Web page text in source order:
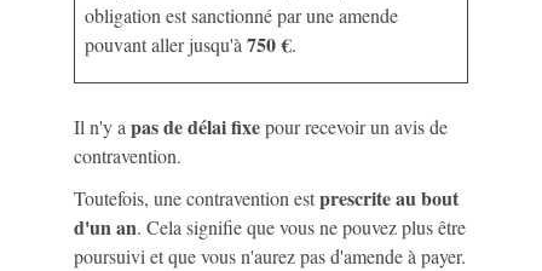
obligation est sanctionné par une amende
pouvant aller jusqu'à750 €.
Il n'y apas de délai fixepour recevoir un avis de
contravention.
Toutefois, une contravention estprescrite au bout
d'un an. Cela signifie que vous ne pouvez plus être
poursuivi et que vous n'aurez pas d'amende à payer.